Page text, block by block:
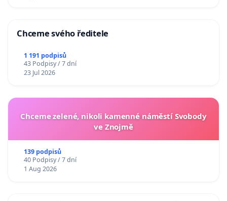
Chceme svého ředitele
1 191 podpisů
43 Podpisy / 7 dní
23 Jul 2026
Chceme zelené, nikoli kamenné náměstí Svobody
ve Znojmě
139 podpisů
40 Podpisy / 7 dní
1 Aug 2026